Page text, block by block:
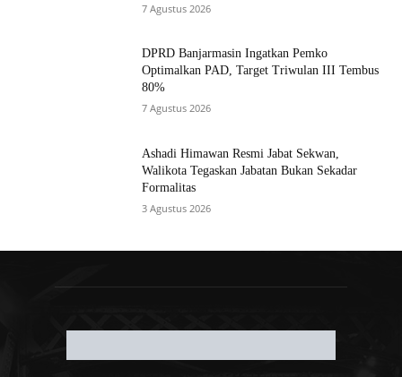
7 Agustus 2026
DPRD Banjarmasin Ingatkan Pemko
Optimalkan PAD, Target Triwulan III Tembus
80%
7 Agustus 2026
Ashadi Himawan Resmi Jabat Sekwan,
Walikota Tegaskan Jabatan Bukan Sekadar
Formalitas
3 Agustus 2026